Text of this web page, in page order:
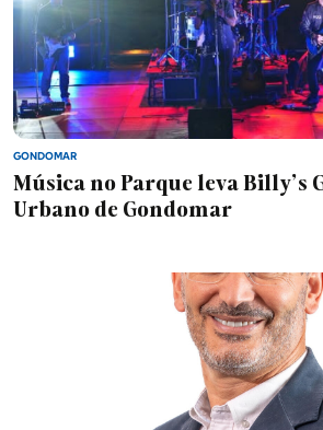
GONDOMAR
Música no Parque leva Billy’s
Urbano de Gondomar